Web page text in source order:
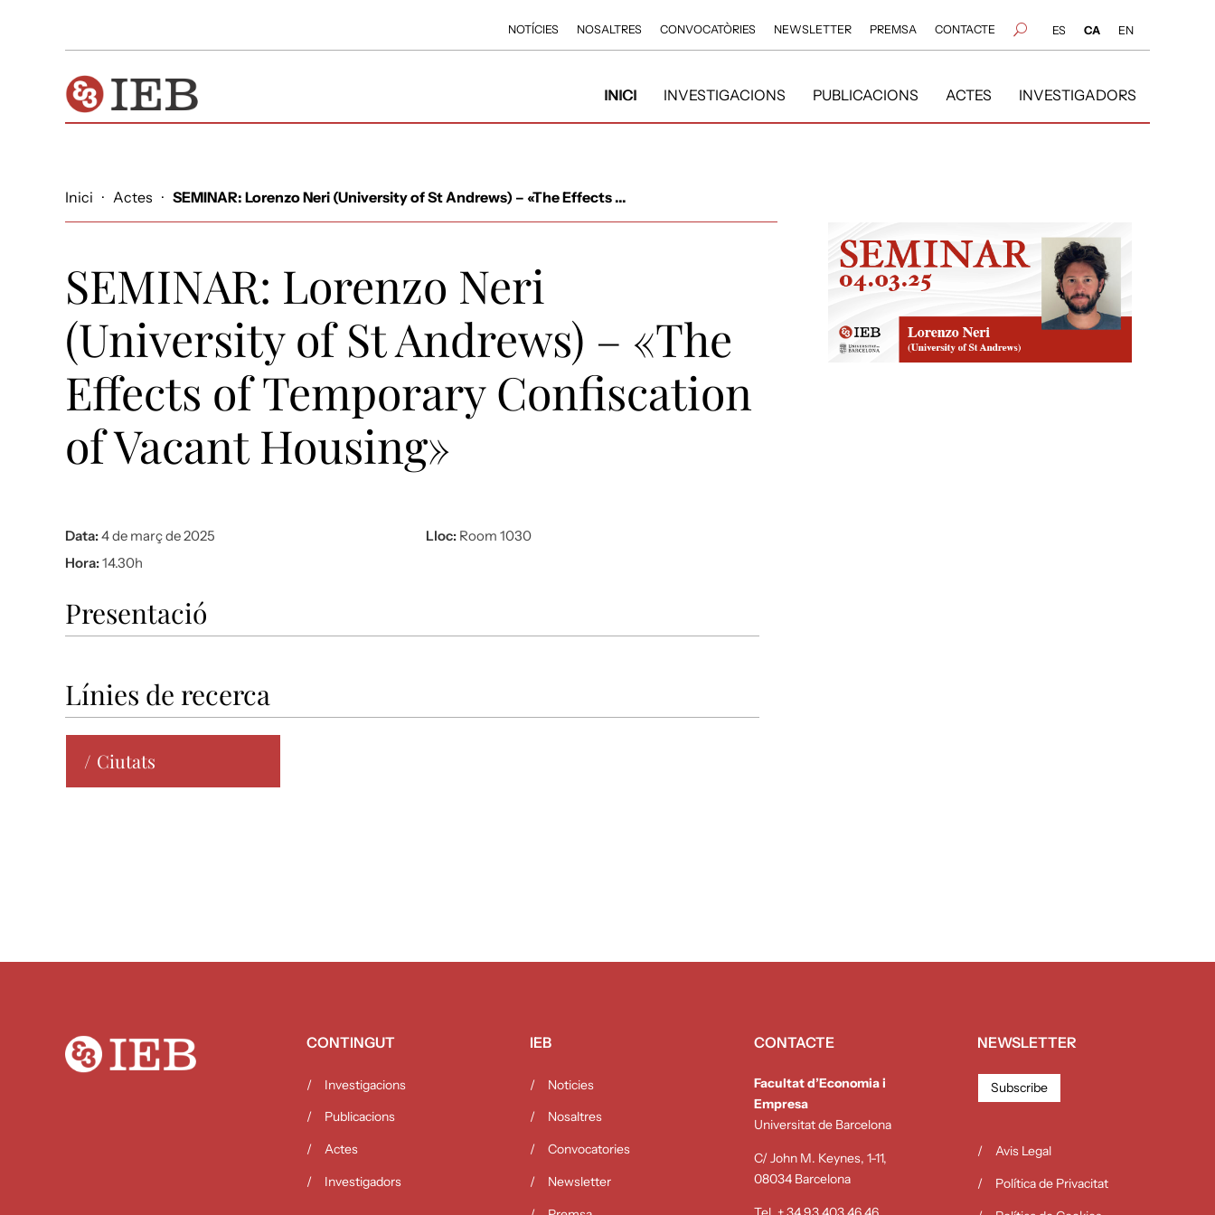
NOTÍCIES NOSALTRES CONVOCATÒRIES NEWSLETTER PREMSA CONTACTE U ES CA EN
INICI INVESTIGACIONS PUBLICACIONS ACTES INVESTIGADORS
Inici · Actes · SEMINAR: Lorenzo Neri (University of St Andrews) – «The Effects ...
SEMINAR: Lorenzo Neri
(University of St Andrews) – «The
Effects of Temporary Confiscation
of Vacant Housing»
Data:4 de març de 2025
Hora:14.30h
Lloc: Room 1030
Presentació
Línies de recerca
Ciutats
CONTINGUT
Investigacions
Publicacions
Actes
Investigadors
IEB
Noticies
Nosaltres
Convocatories
Newsletter
CONTACTE
Facultat d’Economia i
Empresa
Universitat de Barcelona
C/ John M. Keynes, 1-11,
08034 Barcelona
NEWSLETTER
Subscribe
Avis Legal
Política de Privacitat